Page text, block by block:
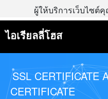
ผู้ให้บริการเว็บไซต์
ไอเรียลลี่โฮส
SSL CERTIFICATE
CERTIFICATE